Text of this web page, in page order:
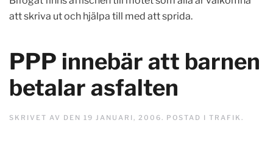
att skriva ut och hjälpa till med att sprida.
PPP innebär att barnen
betalar asfalten
SKRIVET AV DEN 19 JANUARI, 2006. POSTAD I TRAFIK .